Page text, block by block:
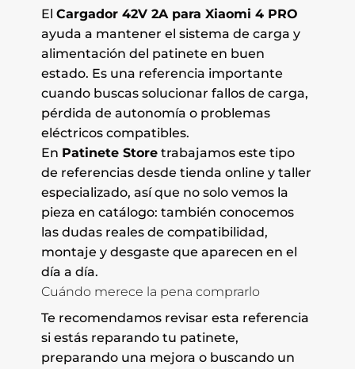
El Cargador 42V 2A para Xiaomi 4 PRO
ayuda a mantener el sistema de carga y
alimentación del patinete en buen
estado. Es una referencia importante
cuando buscas solucionar fallos de carga,
pérdida de autonomía o problemas
eléctricos compatibles.
En Patinete Storetrabajamos este tipo
de referencias desde tienda online y taller
especializado, así que no solo vemos la
pieza en catálogo: también conocemos
las dudas reales de compatibilidad,
montaje y desgaste que aparecen en el
día a día.
Cuándo merece la pena comprarlo
Te recomendamos revisar esta referencia
si estás reparando tu patinete,
preparando una mejora o buscando un